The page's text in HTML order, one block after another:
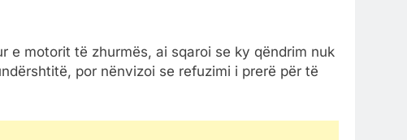
e motorit të zhurmës, ai sqaroi se ky qëndrim nuk
por nënvizoi se refuzimi i prerë për të